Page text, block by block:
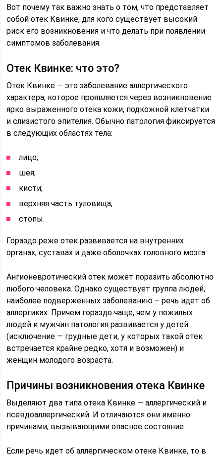
Вот почему так важно знать о том, что представляет
собой отек Квинке, для кого существует высокий
риск его возникновения и что делать при появлении
симптомов заболевания.
Отек Квинке: что это?
Отек Квинке — это заболевание аллергического
характера, которое проявляется через возникновение
ярко выраженного отека кожи, подкожной клетчатки
и слизистого эпителия. Обычно патология фиксируется
в следующих областях тела:
лицо;
шея;
кисти;
верхняя часть туловища;
стопы.
Гораздо реже отек развивается на внутренних
органах, суставах и даже оболочках головного мозга.
Ангионевротический отек может поразить абсолютно
любого человека. Однако существует группа людей,
наиболее подверженных заболеванию – речь идет об
аллергиках. Причем гораздо чаще, чем у пожилых
людей и мужчин патология развивается у детей
(исключение — грудные дети, у которых такой отек
встречается крайне редко, хотя и возможен) и
женщин молодого возраста.
Причины возникновения отека Квинке
Выделяют два типа отека Квинке — аллергический и
псевдоаллергический. И отличаются они именно
причинами, вызывающими опасное состояние.
Если речь идет об аллергическом отеке Квинке, то в